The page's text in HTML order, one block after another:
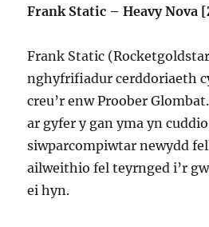
Frank Static – Heavy Nova
Frank Static
nghyfrifiadur cerddoriaeth
creu’r enw Proober
ar gyfer y gan yma yn
siwparcompiwtar newydd
ailweithio fel teyrnged i’r
ei hyn.